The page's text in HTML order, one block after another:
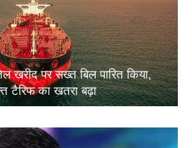
खरीद पर सख्त बिल पारित किया,
टैरिफ का खतरा बढ़ा